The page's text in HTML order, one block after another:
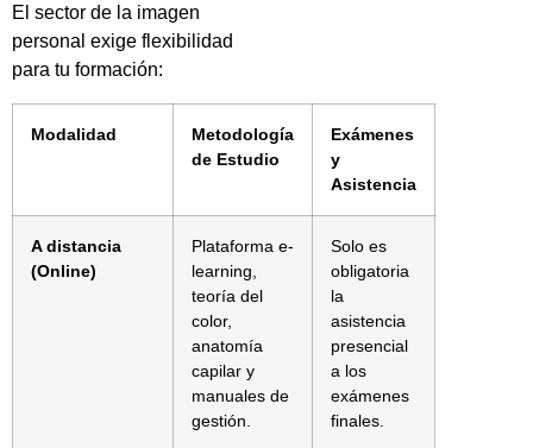
El sector de la imagen
personal exige flexibilidad
para tu formación:
Modalidad
Metodología
de Estudio
Exámenes
y
Asistencia
A distancia
(Online)
Plataforma e-
learning,
teoría del
color,
anatomía
capilar y
manuales de
gestión.
Solo es
obligatoria
la
asistencia
presencial
a los
exámenes
finales.